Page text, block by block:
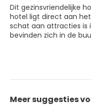
Dit gezinsvriendelijke
hotel ligt direct aan
schat aan attracties is
bevinden zich in de
slechts 64 km van
zeker indruk maken.
en bieden comfort en
Gasten kunnen
bar. De kleintjes zullen
Meer suggesties